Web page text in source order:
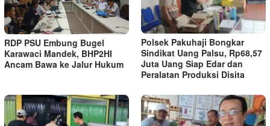
RDP PSU Embung Bugel
Karawaci Mandek, BHP2HI
Ancam Bawa ke Jalur Hukum
Polsek Pakuhaji Bongkar
Sindikat Uang Palsu, Rp68,57
Juta Uang Siap Edar dan
Peralatan Produksi Disita